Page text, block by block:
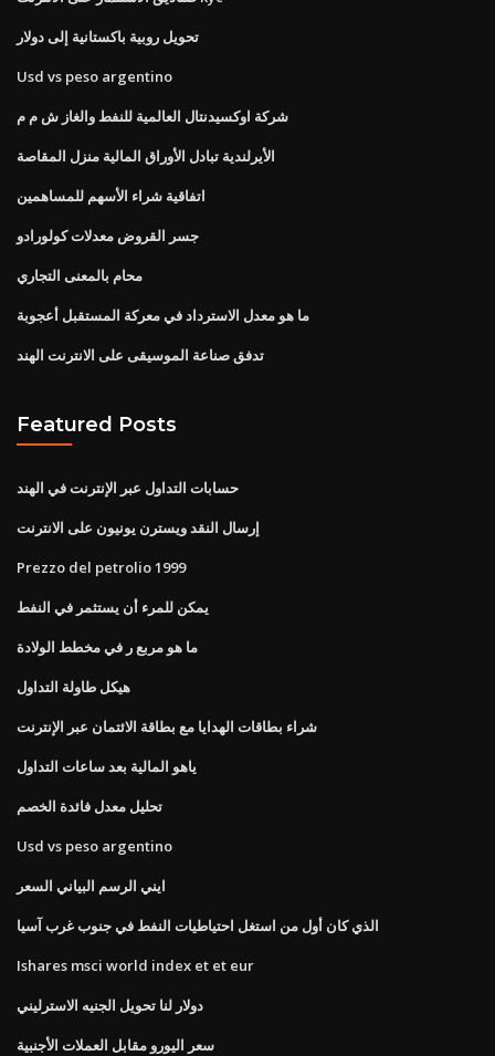
تحويل روبية باكستانية إلى دولار
Usd vs peso argentino
شركة اوكسيدنتال العالمية للنفط والغاز ش م م
الأيرلندية تبادل الأوراق المالية منزل المقاصة
اتفاقية شراء الأسهم للمساهمين
جسر القروض معدلات كولورادو
محام بالمعنى التجاري
ما هو معدل الاسترداد في معركة المستقبل أعجوبة
تدفق صناعة الموسيقى على الانترنت الهند
Featured Posts
حسابات التداول عبر الإنترنت في الهند
إرسال النقد ويسترن يونيون على الانترنت
Prezzo del petrolio 1999
يمكن للمرء أن يستثمر في النفط
ما هو مربع ر في مخطط الولادة
هيكل طاولة التداول
شراء بطاقات الهدايا مع بطاقة الائتمان عبر الإنترنت
ياهو المالية بعد ساعات التداول
تحليل معدل فائدة الخصم
Usd vs peso argentino
ايني الرسم البياني السعر
الذي كان أول من استغل احتياطيات النفط في جنوب غرب آسيا
Ishares msci world index et et eur
دولار لنا تحويل الجنيه الاسترليني
سعر اليورو مقابل العملات الأجنبية